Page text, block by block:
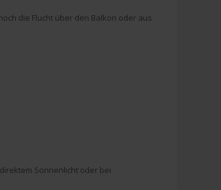
die Flucht über den Balkon oder aus
Sonnenlicht oder bei